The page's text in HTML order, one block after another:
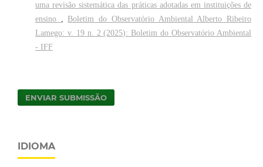
uma revisão sistemática das práticas adotadas em instituições de
ensino , Boletim do Observatório Ambiental Alberto Ribeiro
Lamego: v. 19 n. 2 (2025): Boletim do Observatório Ambiental
- IFF
ENVIAR SUBMISSÃO
IDIOMA